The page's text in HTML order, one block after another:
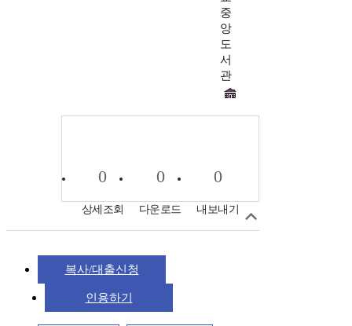
중
앙
도
서
관
0
상세조회
0
다운로드
0
내보내기
복사/대출신청
인용하기